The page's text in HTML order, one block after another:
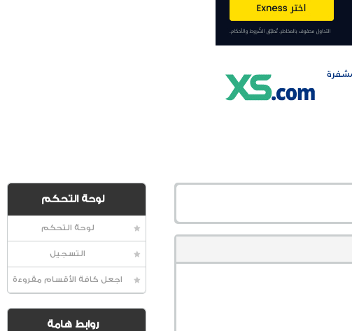
لوحة التحكم
لوحة التحكم
التسجيل
اجعل كافة الأقسام مقروءة
روابط هامة